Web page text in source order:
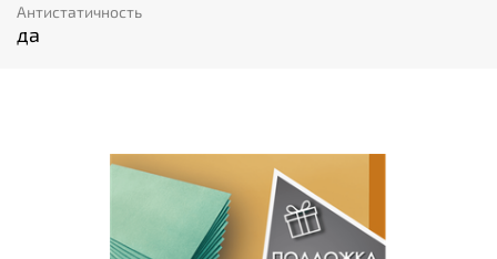
Антистатичность
да